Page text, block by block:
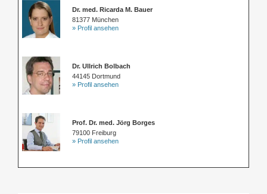
Dr. med. Ricarda M. Bauer
81377 München
» Profil ansehen
Dr. Ullrich Bolbach
44145 Dortmund
» Profil ansehen
Prof. Dr. med. Jörg Borges
79100 Freiburg
» Profil ansehen